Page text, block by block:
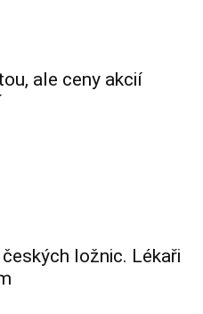
ale ceny akcií
ložnic. Lékaři